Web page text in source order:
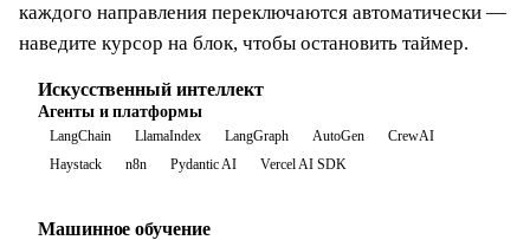
каждого направления переключаются автоматически —
наведите курсор на блок, чтобы остановить таймер.
Искусственный интеллект
Агенты и платформы
LangChain LlamaIndex LangGraph AutoGen
CrewAI
Haystack
n8n Pydantic AI Vercel AI SDK
Машинное обучение